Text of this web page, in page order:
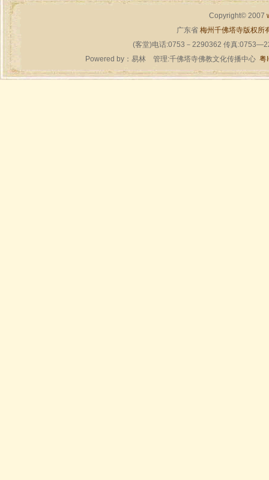
Copyright© 2007
广东省 梅州千佛塔寺版权所
(客堂)电话:0753－2290362 传真
Powered by： 易林管理:千佛塔寺佛教文化传播中心 粤